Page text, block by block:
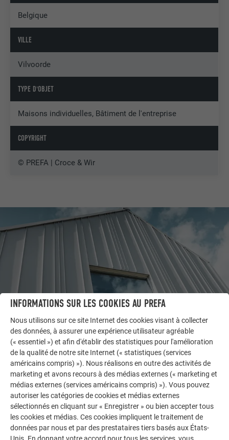
Belgique
VILLE
Vilvoorde
TYPE D'OBJET
Maisons individuelles, Bâtiment de l'entreprise
COPYRIGHT
© PREFA | Croce & Wir
LAISSEZ-VOUS INSPIRER
AUTRES BÂTIMENTS
La galerie de références PREFA démontre la
polyvalence de l’aluminium. Découvrez d’autres projets
impressionnants avec les solutions en aluminium
durables de PREFA pour toitures, systèmes solaires et
façades.
INFORMATIONS SUR LES COOKIES AU PREFA
Nous utilisons sur ce site Internet des cookies visant à collecter
des données, à assurer une expérience utilisateur agréable
(« essentiel ») et afin d'établir des statistiques pour l'amélioration
de la qualité de notre site Internet (« statistiques (services
américains compris) »). Nous réalisons en outre des activités de
marketing et avons recours à des médias externes (« marketing et
médias externes (services américains compris) »). Vous pouvez
autoriser les catégories de cookies et médias externes
sélectionnés en cliquant sur « Enregistrer » ou bien accepter tous
les cookies et médias. Ces cookies impliquent le traitement de
données par nous et par des prestataires tiers basés aux États-